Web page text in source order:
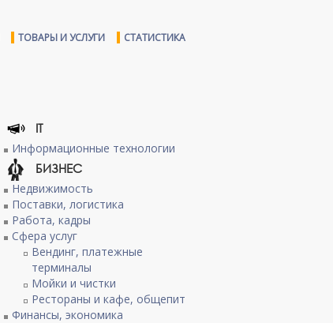
ТОВАРЫ И УСЛУГИ СТАТИСТИКА
IT
Информационные технологии
БИЗНЕС
Недвижимость
Поставки, логистика
Работа, кадры
Сфера услуг
Вендинг, платежные
терминалы
Мойки и чистки
Рестораны и кафе, общепит
Финансы, экономика